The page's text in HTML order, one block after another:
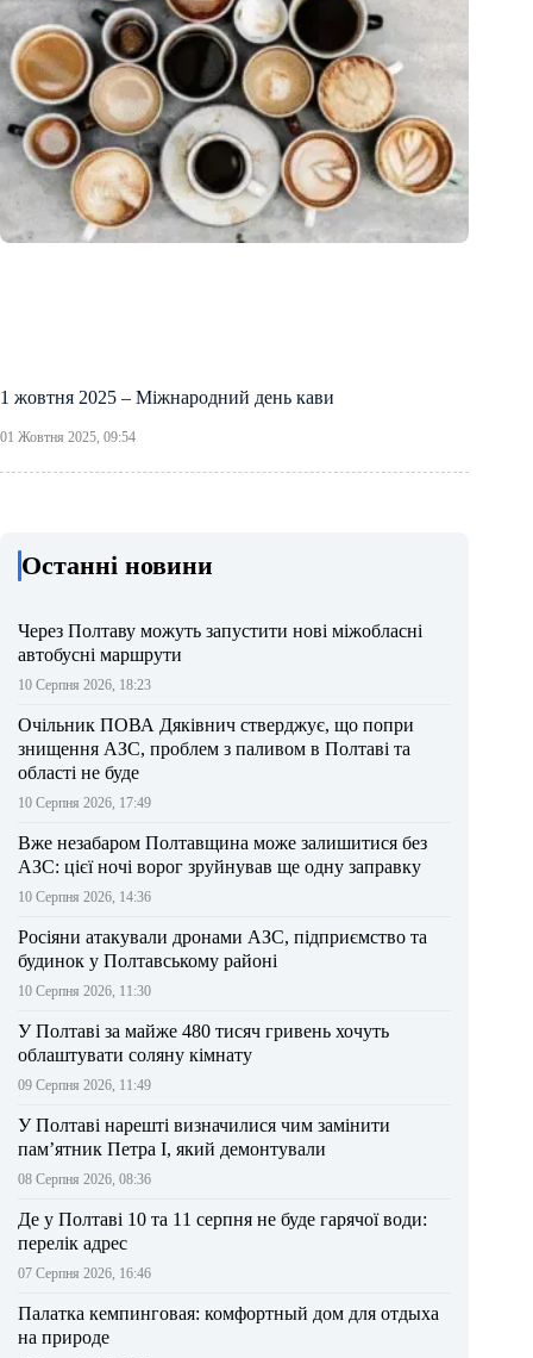
1 жовтня 2025 – Міжнародний день кави
01 Жовтня 2025, 09:54
Останні новини
Через Полтаву можуть запустити нові міжобласні
автобусні маршрути
10 Серпня 2026, 18:23
Очільник ПОВА Дяківнич стверджує, що попри
знищення АЗС, проблем з паливом в Полтаві та
області не буде
10 Серпня 2026, 17:49
Вже незабаром Полтавщина може залишитися без
АЗС: цієї ночі ворог зруйнував ще одну заправку
10 Серпня 2026, 14:36
Росіяни атакували дронами АЗС, підприємство та
будинок у Полтавському районі
10 Серпня 2026, 11:30
У Полтаві за майже 480 тисяч гривень хочуть
облаштувати соляну кімнату
09 Серпня 2026, 11:49
У Полтаві нарешті визначилися чим замінити
пам’ятник Петра І, який демонтували
08 Серпня 2026, 08:36
Де у Полтаві 10 та 11 серпня не буде гарячої води:
перелік адрес
07 Серпня 2026, 16:46
Палатка кемпинговая: комфортный дом для отдыха
на природе